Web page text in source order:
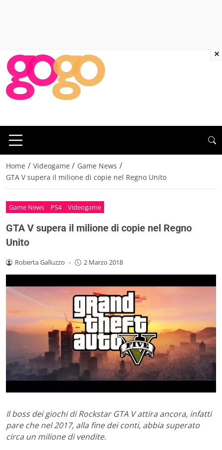
Home / Videogame / Game News /
GTA V supera il milione di copie nel Regno Unito
Game News PS4 Videogame
GTA V supera il milione di copie nel Regno
Unito
Roberta Galluzzo - 2 Marzo 2018
Il boss dei giochi di Rockstar GTA V attira ancora, infatti
pare che nel 2017, alla fine dei conti, abbia superato
circa un milione di vendite.
×